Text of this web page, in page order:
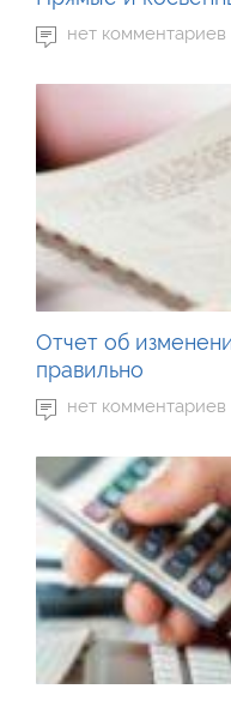
нет комментариев
Отчет об
правильно
нет комментариев